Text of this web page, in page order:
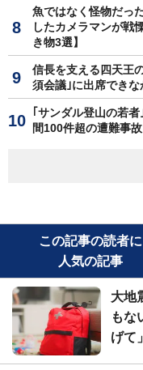
魚ではなく怪物だっ
したカメラマンが戦
き物3選】
信長を支える四天王
須会議｣に出席でき
｢サンダル登山の若
間100件超の遭難事
この記事の読者に
人気の記事
大地
もな
げて